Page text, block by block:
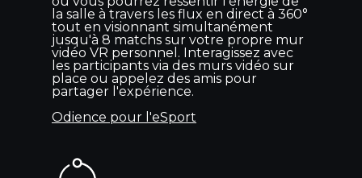
la salle à travers les flux en direct à 360°
tout en visionnant simultanément
jusqu'à 8 matchs sur votre propre mur
vidéo VR personnel. Interagissez avec
les participants via des murs vidéo sur
place ou appelez des amis pour
partager l'expérience.
Odience pour l'eSport